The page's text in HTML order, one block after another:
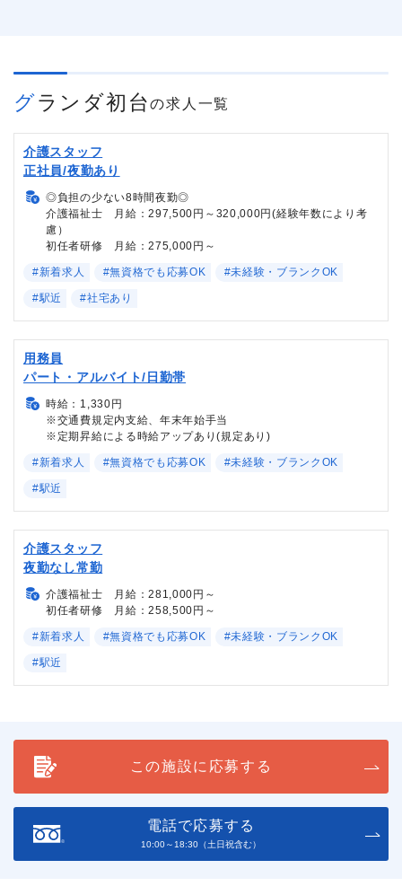
グランダ初台の求人一覧
介護スタッフ
正社員/夜勤あり
◎負担の少ない8時間夜勤◎
介護福祉士 月給：297,500円～320,000円(経験年数により考
慮）
初任者研修 月給：275,000円～
#新着求人 #無資格でも応募OK #未経験・ブランクOK
#駅近 #社宅あり
用務員
パート・アルバイト/日勤帯
時給：1,330円
※交通費規定内支給、年末年始手当
※定期昇給による時給アップあり(規定あり)
#新着求人 #無資格でも応募OK #未経験・ブランクOK
#駅近
介護スタッフ
夜勤なし常勤
介護福祉士 月給：281,000円～
初任者研修 月給：258,500円～
#新着求人 #無資格でも応募OK #未経験・ブランクOK
#駅近
この施設に応募する
電話で応募する
10:00～18:30（土日祝含む）